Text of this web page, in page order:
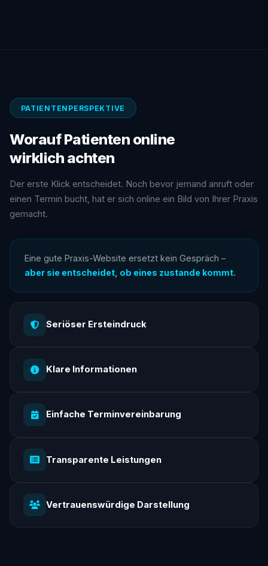
PATIENTENPERSPEKTIVE
Worauf Patienten online
wirklich achten
Der erste Klick entscheidet. Noch bevor jemand anruft oder
einen Termin bucht, hat er sich online ein Bild von Ihrer Praxis
gemacht.
Eine gute Praxis-Website ersetzt kein Gespräch –
aber sie entscheidet, ob eines zustande kommt.
Seriöser Ersteindruck
Klare Informationen
Einfache Terminvereinbarung
Transparente Leistungen
Vertrauenswürdige Darstellung